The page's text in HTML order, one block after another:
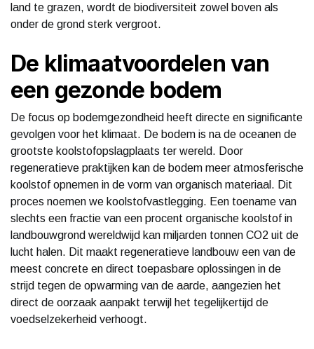
land te grazen, wordt de biodiversiteit zowel boven als
onder de grond sterk vergroot.
De klimaatvoordelen van
een gezonde bodem
De focus op bodemgezondheid heeft directe en significante
gevolgen voor het klimaat. De bodem is na de oceanen de
grootste koolstofopslagplaats ter wereld. Door
regeneratieve praktijken kan de bodem meer atmosferische
koolstof opnemen in de vorm van organisch materiaal. Dit
proces noemen we koolstofvastlegging. Een toename van
slechts een fractie van een procent organische koolstof in
landbouwgrond wereldwijd kan miljarden tonnen CO2 uit de
lucht halen. Dit maakt regeneratieve landbouw een van de
meest concrete en direct toepasbare oplossingen in de
strijd tegen de opwarming van de aarde, aangezien het
direct de oorzaak aanpakt terwijl het tegelijkertijd de
voedselzekerheid verhoogt.